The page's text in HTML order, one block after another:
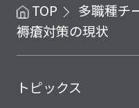
TOP
多職種チ
褥瘡対策の現状
トピックス